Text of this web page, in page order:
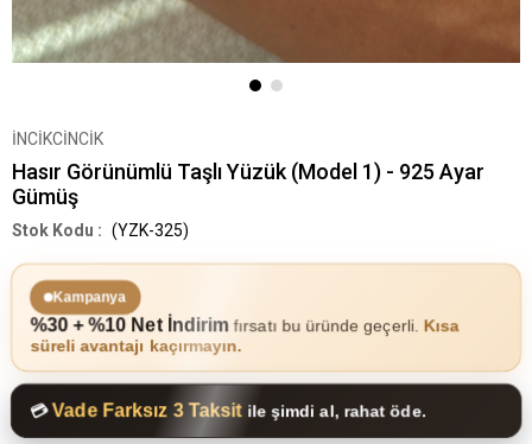
İNCİKCİNCİK
Hasır Görünümlü Taşlı Yüzük (Model 1) - 925 Ayar
Gümüş
(YZK-325)
Kampanya
%30 + %10 Net İndirimfırsatı bu üründe geçerli. Kısa
süreli avantajı kaçırmayın.
💳Vade Farksız 3 Taksitile şimdi al, rahat öde.